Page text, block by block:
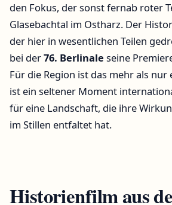
den Fokus, der sonst fernab roter
Glasebachtal im Ostharz. Der
der hier in wesentlichen Teilen
bei der76. Berlinale seine
Für die Region ist das mehr als nur
ist ein seltener Moment
für eine Landschaft, die ihre
im Stillen entfaltet hat.
Historienfilm aus